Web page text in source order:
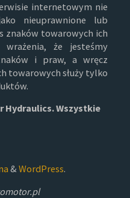
internetowym nie
nieuprawnione lub
znaków towarowych ich
że jesteśmy
i praw, a wręcz
towarowych służy tylko
Wszystkie
& WordPress.